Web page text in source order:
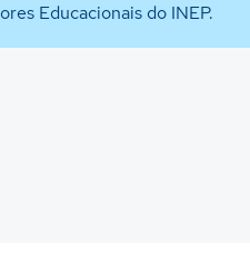
Educacionais do INEP.